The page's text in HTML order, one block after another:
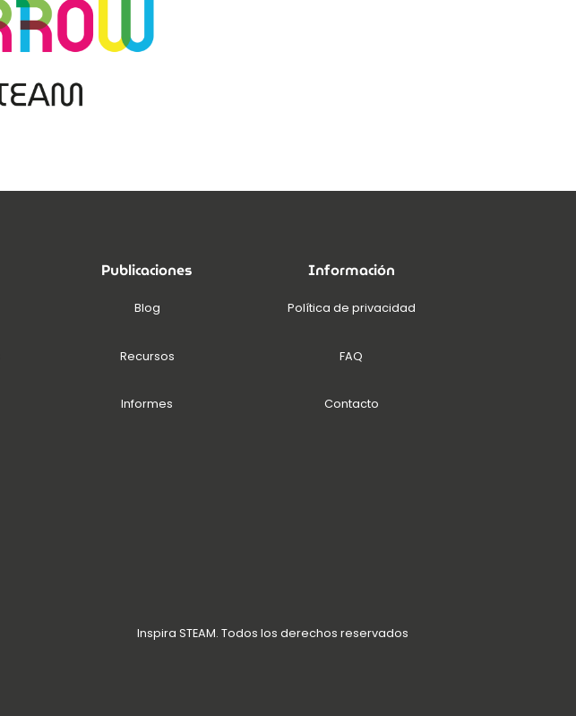
Publicaciones
Blog
Recursos
Informes
Información
Política de privacidad
FAQ
Contacto
Inspira STEAM. Todos los derechos reservados